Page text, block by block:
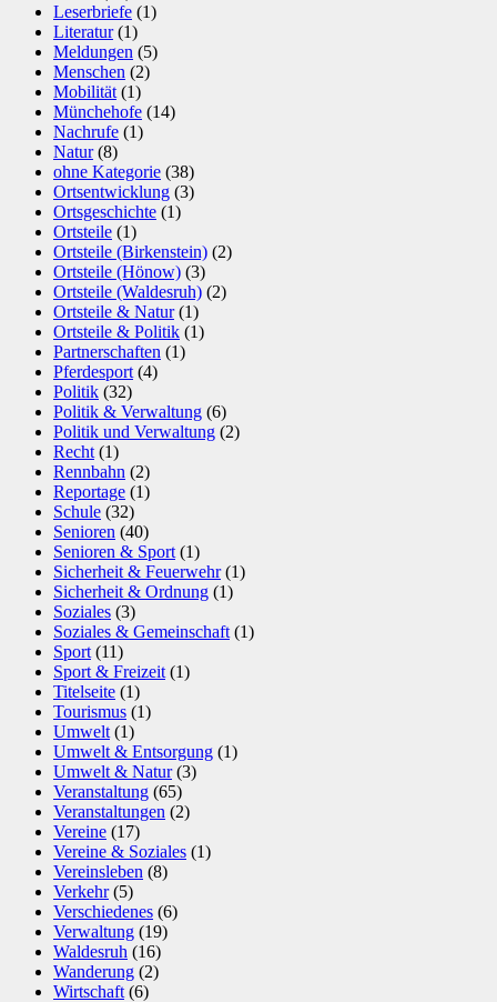
Leserbriefe (1)
Literatur(1)
Meldungen (5)
Menschen (2)
Mobilität (1)
Münchehofe (14)
Nachrufe (1)
Natur(8)
ohne Kategorie (38)
Ortsentwicklung (3)
Ortsgeschichte (1)
Ortsteile (1)
Ortsteile (Birkenstein) (2)
Ortsteile (Hönow) (3)
Ortsteile (Waldesruh) (2)
Ortsteile & Natur(1)
Ortsteile & Politik (1)
Partnerschaften (1)
Pferdesport (4)
Politik (32)
Politik & Verwaltung (6)
Politik und Verwaltung (2)
Recht (1)
Rennbahn (2)
Reportage (1)
Schule (32)
Senioren (40)
Senioren & Sport (1)
Sicherheit & Feuerwehr(1)
Sicherheit & Ordnung (1)
Soziales (3)
Soziales & Gemeinschaft (1)
Sport (11)
Sport & Freizeit (1)
Titelseite (1)
Tourismus (1)
Umwelt (1)
Umwelt & Entsorgung (1)
Umwelt & Natur(3)
Veranstaltung (65)
Veranstaltungen (2)
Vereine (17)
Vereine & Soziales (1)
Vereinsleben (8)
Verkehr(5)
Verschiedenes (6)
Verwaltung (19)
Waldesruh (16)
Wanderung (2)
Wirtschaft (6)